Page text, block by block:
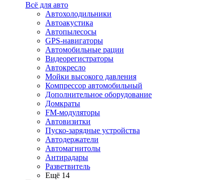
Всё для авто
Автохолодильники
Автоакустика
Автопылесосы
GPS-навигаторы
Автомобильные рации
Видеорегистраторы
Автокресло
Мойки высокого давления
Компрессор автомобильный
Дополнительное оборудование
Домкраты
FM-модуляторы
Автовизитки
Пуско-зарядные устройства
Автодержатели
Автомагнитолы
Антирадары
Разветвитель
Ещё 14